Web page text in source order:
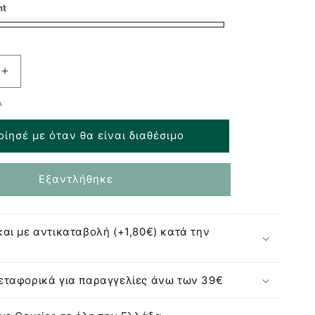
Αύξηση
ποσότητας
Healthy
Human
Μπουκάλι
Θερμός
Bottle
-
με όταν θα είναι διαθέσιμο
Εξαντλήθηκε
με αντικαταβολή (+1,80€) κατά την
για παραγγελίες άνω των 39€